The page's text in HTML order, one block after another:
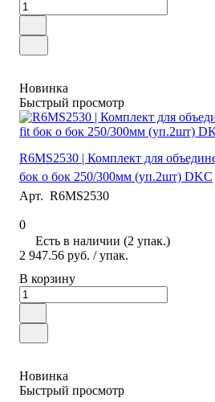
Новинка
Быстрый просмотр
R6MS2530 | Комплект для
бок о бок 250/300мм (уп.2шт) DKC
Арт. R6MS2530
0
Есть в наличии (2 упак.)
2 947.56 руб. / упак.
В корзину
Новинка
Быстрый просмотр